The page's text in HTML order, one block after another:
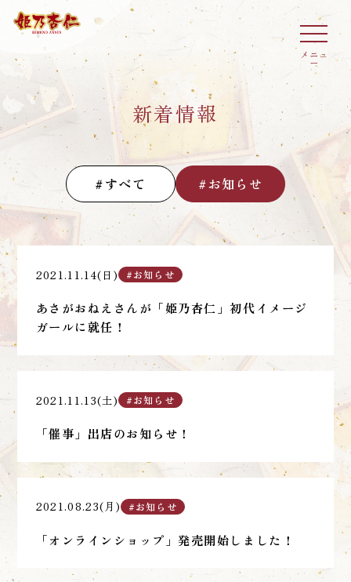
メニュ
ー
新着情報
#すべて #お知らせ
2021.11.14(日) #お知らせ
あさがおねえさんが「姫乃杏仁」初代イメージ
ガールに就任！
2021.11.13(土) #お知らせ
「催事」出店のお知らせ！
2021.08.23(月) #お知らせ
「オンラインショップ」発売開始しました！